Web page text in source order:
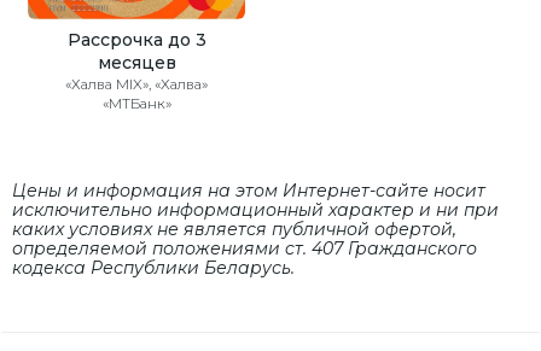
Рассрочка до 3
месяцев
«Халва MIX», «Халва»
«МТБанк»
Цены и информация на этом Интернет-сайте носит
исключительно информационный характер и ни при
каких условиях не является публичной офертой,
определяемой положениями cт. 407 Гражданского
кодекса Республики Беларусь.